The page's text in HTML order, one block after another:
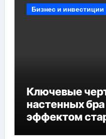
Бизнес и инвестиции
Ключевые
настенных
эффектом